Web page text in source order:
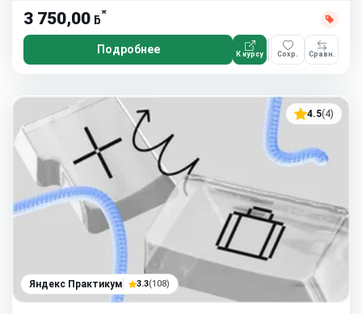
3 750,00 ƃ*
Подробнее К курсу Сохр. Сравн.
4.5(4)
Яндекс Практикум 3.3(108)